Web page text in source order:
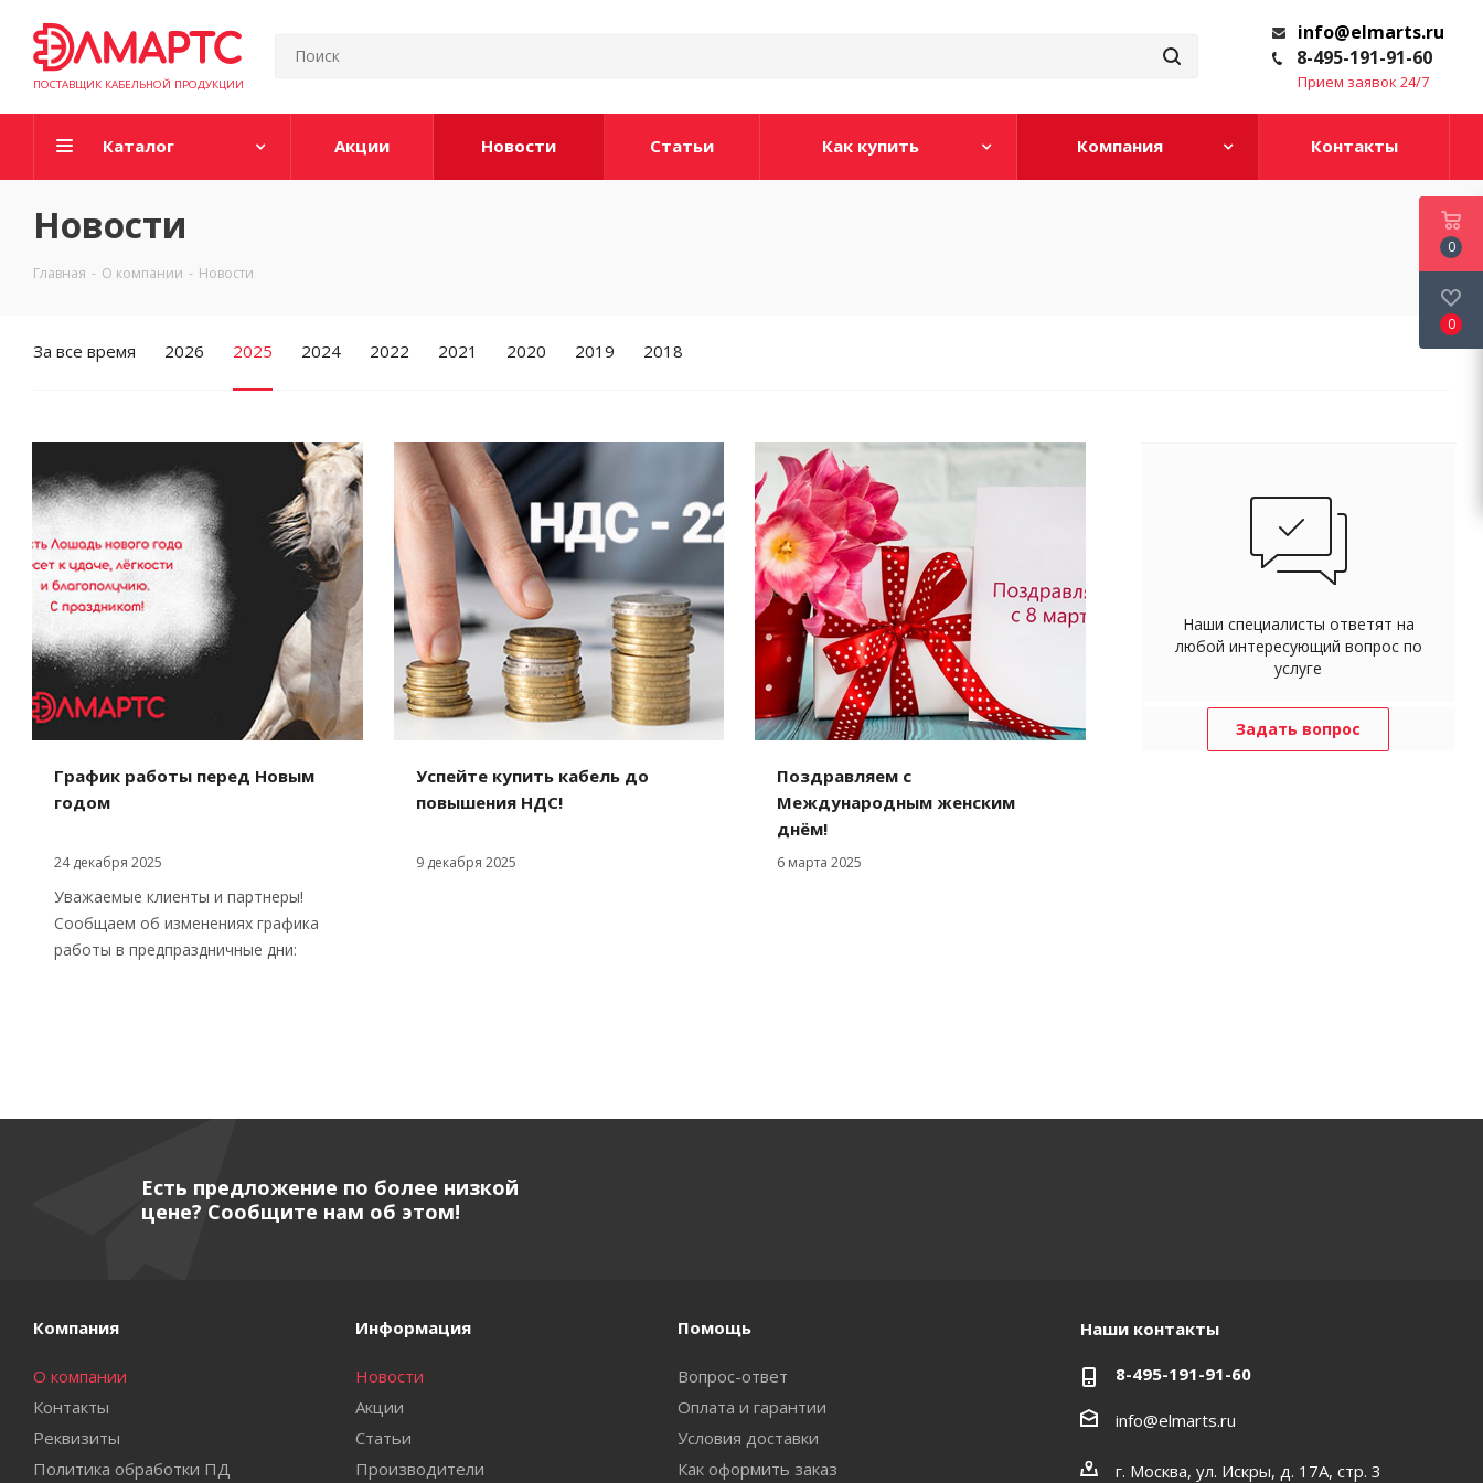
ПОСТАВЩИК КАБЕЛЬНОЙ ПРОДУКЦИИ
info@elmarts.ru
8-495-191-91-60
Прием заявок 24/7
Каталог Акции Новости Статьи Как купить Компания Контакты
Новости
Главная - О компании - Новости
За все время 2026 2025 2024 2022 2021 2020 2019 2018
График работы перед Новым
годом
24 декабря 2025
Уважаемые клиенты и партнеры!
Сообщаем об изменениях графика
работы в предпраздничные дни:
Успейте купить кабель до
повышения НДС!
9 декабря 2025
Поздравляем с
Международным женским
днём!
6 марта 2025
Наши специалисты ответят на
любой интересующий вопрос по
услуге
Задать вопрос
Есть предложение по более низкой
цене? Сообщите нам об этом!
Компания
О компании
Контакты
Реквизиты
Политика обработки ПД
Информация
Новости
Акции
Статьи
Производители
Помощь
Вопрос-ответ
Оплата и гарантии
Условия доставки
Как оформить заказ
Наши контакты
8-495-191-91-60
info@elmarts.ru
г. Москва, ул. Искры, д. 17А, стр. 3
0
0